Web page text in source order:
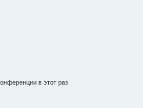
в этот раз